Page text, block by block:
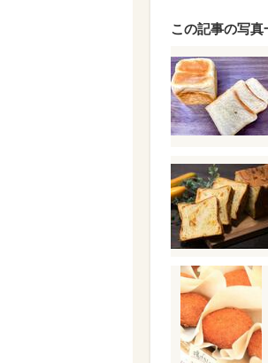
この記事の写真